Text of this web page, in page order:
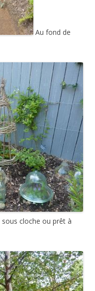
Au fond de
sous cloche ou prêt à